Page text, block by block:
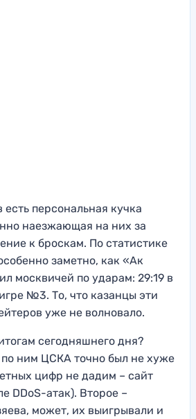
персональная кучка
наезжающая на них за
к броскам. По статистике
заметно, как «Ак
москвичей по ударам: 29:19 в
№3. То, что казанцы эти
уже не волновало.
сегодняшнего дня?
по ним ЦСКА точно был не хуже
цифр не дадим – сайт
DDoS-атак). Второе –
может, их выигрывали и